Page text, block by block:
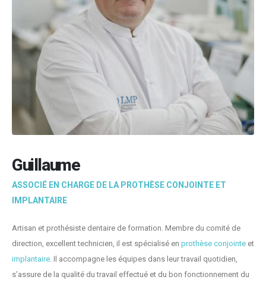
Guillaume
ASSOCIÉ EN CHARGE DE LA PROTHÈSE CONJOINTE ET
IMPLANTAIRE
Artisan et prothésiste dentaire de formation. Membre du comité de
direction, excellent technicien, il est spécialisé en prothèse conjointe et
implantaire . Il accompagne les équipes dans leur travail quotidien,
s’assure de la qualité du travail effectué et du bon fonctionnement du